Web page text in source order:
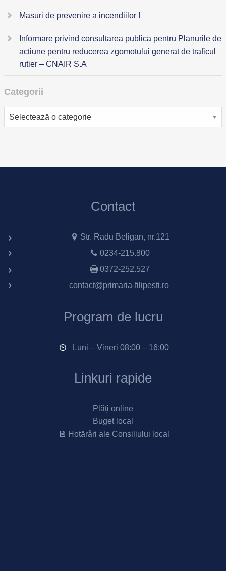
Masuri de prevenire a incendiilor !
Informare privind consultarea publica pentru Planurile de
actiune pentru reducerea zgomotului generat de traficul
rutier – CNAIR S.A
Categorii
Categorii
Contact
Str. Radu Beligan, nr.121
0234-215.800
0372-252.527
contact@primaria-filipesti.ro
Program de lucru
Luni – Vineri 08:00 – 16:00
Linkuri rapide
Plăți online
Buget local
Hotărâri ale Consiliului local